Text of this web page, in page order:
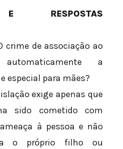
E RESPOSTAS
crime de associação ao
a
especial para mães?
exige apenas que
sido cometido com
à pessoa e não
o próprio filho ou